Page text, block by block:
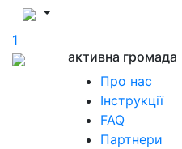
1
активна громада
Про нас
Інструкції
FAQ
Партнери